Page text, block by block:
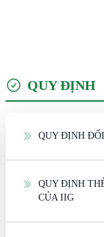
QUY ĐỊNH
QUY ĐỊNH
QUY ĐỊNH
CỦA IIG